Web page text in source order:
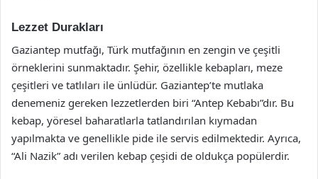
Lezzet Durakları
Gaziantep mutfağı, Türk mutfağının en zengin ve çeşitli
örneklerini sunmaktadır. Şehir, özellikle kebapları, meze
çeşitleri ve tatlıları ile ünlüdür. Gaziantep’te mutlaka
denemeniz gereken lezzetlerden biri “Antep Kebabı”dır. Bu
kebap, yöresel baharatlarla tatlandırılan kıymadan
yapılmakta ve genellikle pide ile servis edilmektedir. Ayrıca,
“Ali Nazik” adı verilen kebap çeşidi de oldukça popülerdir.